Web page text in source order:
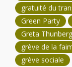
gratuité du
Green Party
Greta Thunberg
grève de la
grève sociale